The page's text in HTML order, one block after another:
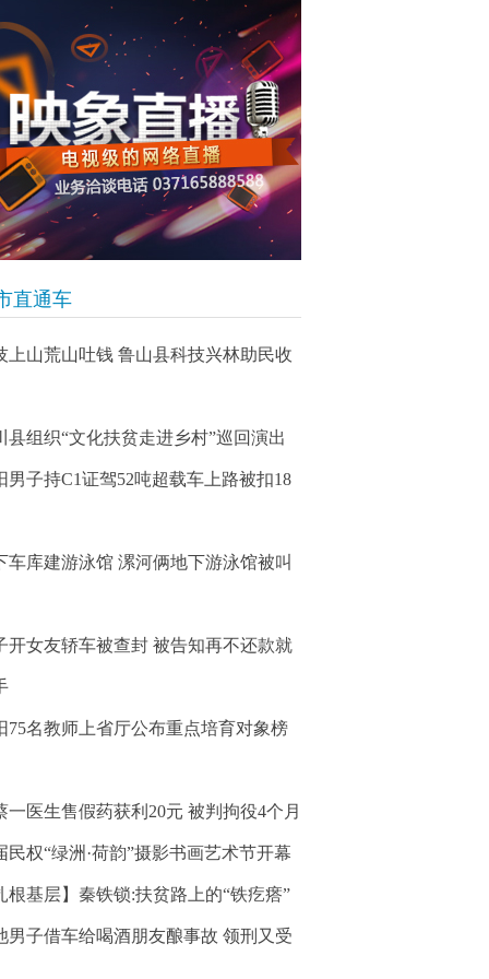
直通车
上山荒山吐钱 鲁山县科技兴林助民收
县组织“文化扶贫走进乡村”巡回演出
男子持C1证驾52吨超载车上路被扣18
车库建游泳馆 漯河俩地下游泳馆被叫
开女友轿车被查封 被告知再不还款就
75名教师上省厅公布重点培育对象榜
一医生售假药获利20元 被判拘役4个月
民权“绿洲·荷韵”摄影书画艺术节开幕
根基层】秦铁锁:扶贫路上的“铁疙瘩”
男子借车给喝酒朋友酿事故 领刑又受